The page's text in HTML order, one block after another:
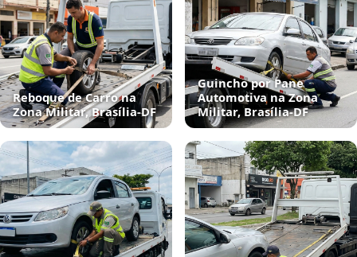
Reboque de Carro na
Zona Militar, Brasília‑DF
Guincho por Pane
Automotiva na Zona
Militar, Brasília‑DF